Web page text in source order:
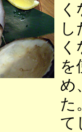
を
め
た
て